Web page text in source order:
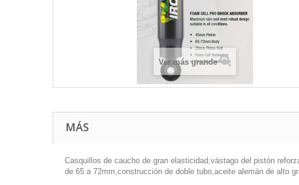
Ver más grande
MÁS
Casquillos de caucho de gran elasticidad,vástago del pistón
de 65 a 72mm,construcción de doble tubo,aceite alemán de alto